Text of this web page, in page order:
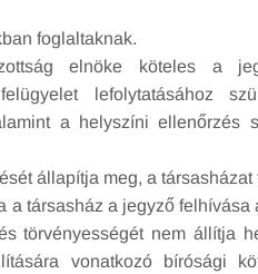
foglaltaknak.
elnöke köteles a
lefolytatásához
a helyszíni ellenőrzés
állapítja meg, a társasházat
a társasház a jegyző felhívása
törvényességét nem állítja
vonatkozó bírósági